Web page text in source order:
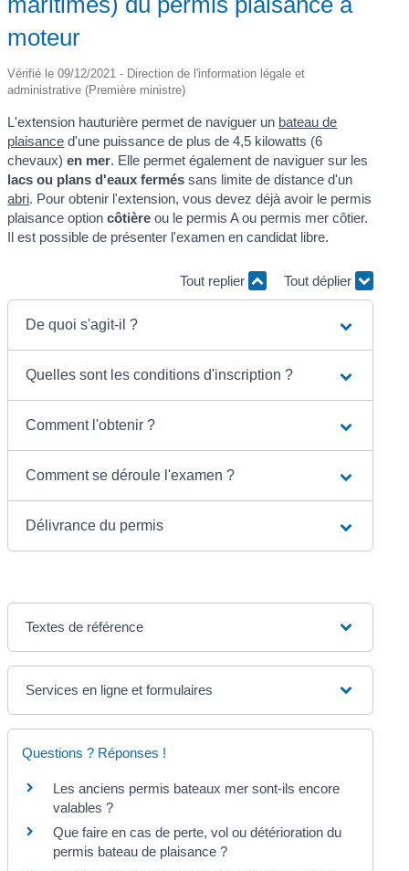
moteur
Vérifié le 09/12/2021 - Direction de l'information légale et
administrative (Première ministre)
L'extension hauturière permet de naviguer un bateau de
plaisance d'une puissance de plus de 4,5 kilowatts (6
chevaux)en mer. Elle permet également de naviguer sur les
lacs ou plans d'eaux fermés sans limite de distance d'un
abri. Pour obtenir l'extension, vous devez déjà avoir le permis
plaisance optioncôtière ou le permis A ou permis mer côtier.
Il est possible de présenter l'examen en candidat libre.
Tout replier Tout déplier
De quoi s'agit-il ?
Quelles sont les conditions d'inscription ?
Comment l'obtenir ?
Comment se déroule l'examen ?
Délivrance du permis
Textes de référence
Services en ligne et formulaires
Questions ? Réponses !
Les anciens permis bateaux mer sont-ils encore
valables ?
Que faire en cas de perte, vol ou détérioration du
permis bateau de plaisance ?